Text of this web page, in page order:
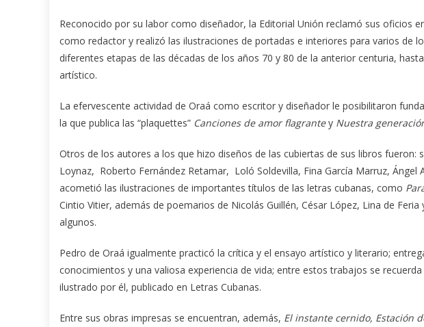
Reconocido por su labor como diseñador, la Editorial Unión reclamó sus oficios
como redactor y realizó las ilustraciones de portadas e interiores para varios de
diferentes etapas de las décadas de los años 70 y 80 de la anterior centuria,
artístico.
La efervescente actividad de Oraá como escritor y diseñador le posibilitaron
la que publica las “plaquettes” Canciones de amor flagrantey Nuestra
Otros de los autores a los que hizo diseños de las cubiertas de sus libros fueron:
Loynaz, Roberto Fernández Retamar, Loló Soldevilla, Fina García Marruz, Ángel
acometió las ilustraciones de importantes títulos de las letras cubanas, como
Cintio Vitier, además de poemarios de Nicolás Guillén, César López, Lina de
algunos.
Pedro de Oraá igualmente practicó la crítica y el ensayo artístico y literario;
conocimientos y una valiosa experiencia de vida; entre estos trabajos se recuerda
ilustrado por él, publicado en Letras Cubanas.
Entre sus obras impresas se encuentran, además, El instante cernido, Estación